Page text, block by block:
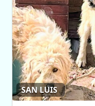
SAN LUIS